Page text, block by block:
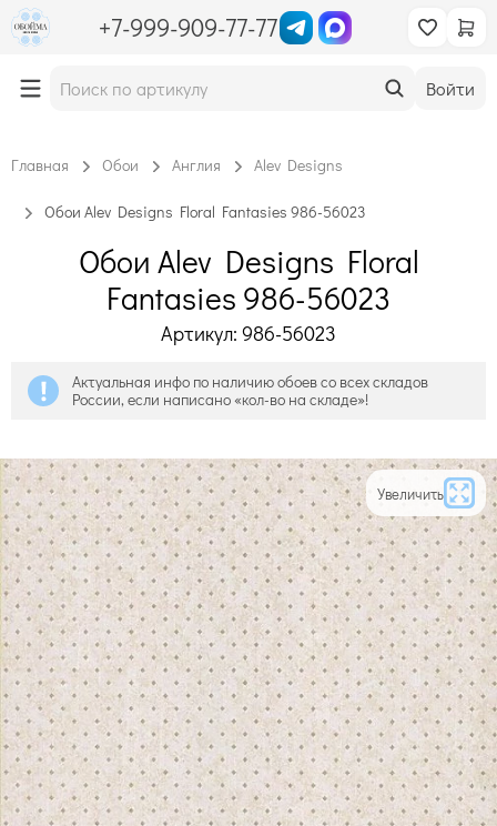
+7-999-909-77-77
Войти
Главная Обои Англия Alev Designs
Обои Alev Designs Floral Fantasies 986-56023
Обои Alev Designs Floral
Fantasies 986-56023
Артикул: 986-56023
Актуальная инфо по наличию обоев со всех складов
России, если написано «кол-во на складе»!
Увеличить